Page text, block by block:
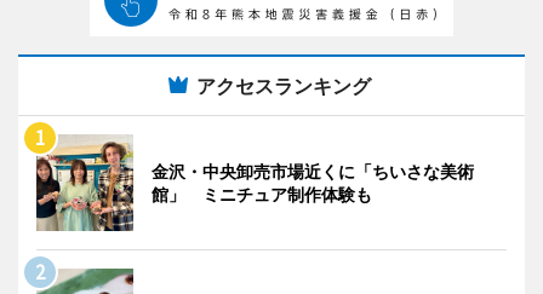
アクセスランキング
金沢・中央卸売市場近くに「ちいさな美術
館」 ミニチュア制作体験も